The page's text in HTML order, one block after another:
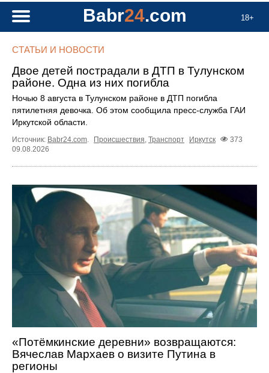
18+
Babr24.com
СТАТЬИ И НОВОСТИ
Двое детей пострадали в ДТП в Тулунском
районе. Одна из них погибла
Ночью 8 августа в Тулунском районе в ДТП погибла
пятилетняя девочка. Об этом сообщила пресс‑служба ГАИ
Иркутской области.
Источник: Babr24.com. Происшествия, Транспорт Иркутск
373
09.08.2026
«Потёмкинские деревни» возвращаются:
Вячеслав Мархаев о визите Путина в
регионы